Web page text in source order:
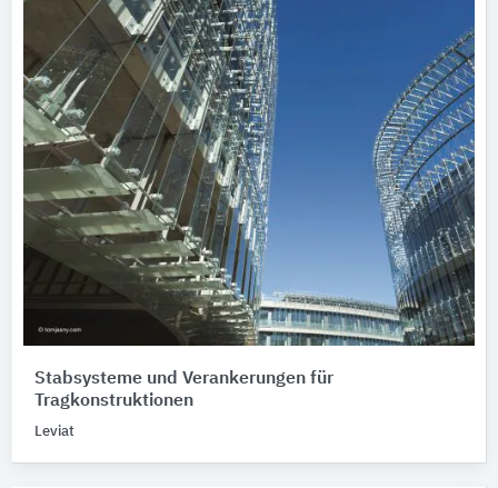
Stabsysteme und Verankerungen für
Tragkonstruktionen
Leviat